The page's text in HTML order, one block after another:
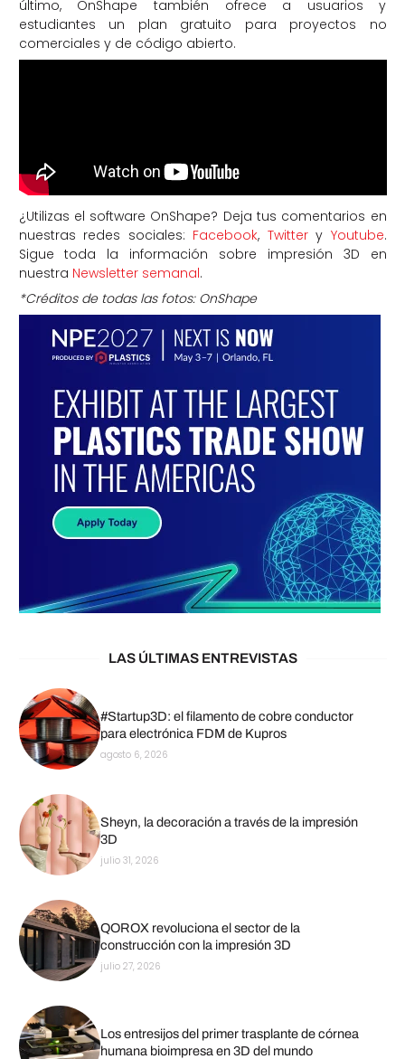
último, OnShape también ofrece a usuarios y
estudiantes un plan gratuito para proyectos no
comerciales y de código abierto.
¿Utilizas el software OnShape? Deja tus comentarios en
nuestras redes sociales: Facebook, Twittery Youtube.
Sigue toda la información sobre impresión 3D en
nuestra Newsletter semanal.
*Créditos de todas las fotos: OnShape
LAS ÚLTIMAS ENTREVISTAS
#Startup3D: el filamento de cobre conductor
para electrónica FDM de Kupros
agosto 6, 2026
Sheyn, la decoración a través de la impresión
3D
julio 31, 2026
QOROX revoluciona el sector de la
construcción con la impresión 3D
julio 27, 2026
Los entresijos del primer trasplante de córnea
humana bioimpresa en 3D del mundo